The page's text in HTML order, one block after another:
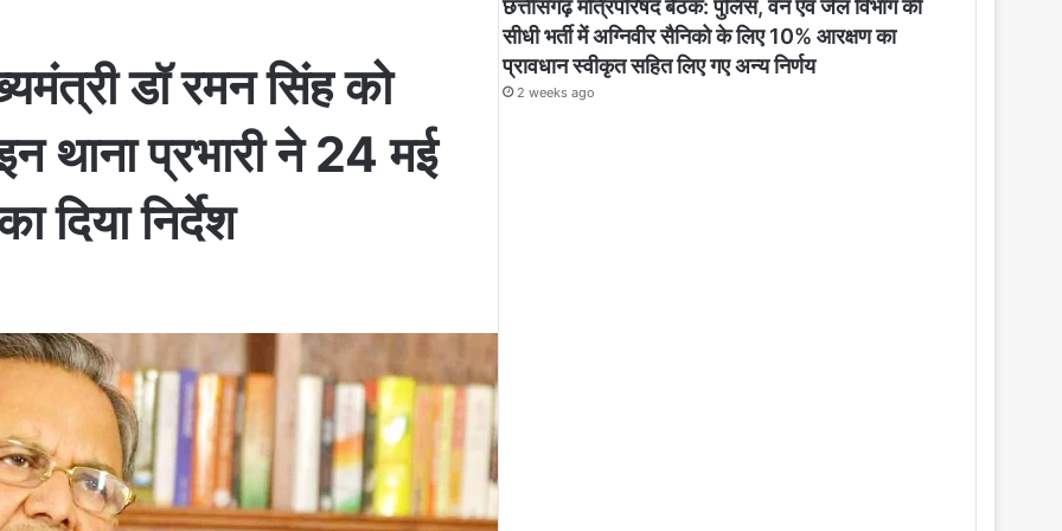
डॉ रमन सिंह को
थाना प्रभारी ने 24 मई
दिया निर्देश
छत्तीसगढ़ मंत्रिपरिषद बैठक: पुलिस, वन एवं जेल विभाग की
सीधी भर्ती में अग्निवीर सैनिको के लिए 10% आरक्षण का
प्रावधान स्वीकृत सहित लिए गए अन्य निर्णय
2 weeks ago